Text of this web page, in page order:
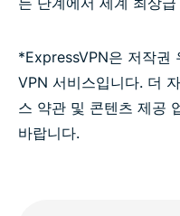
*ExpressVPN은 저작권
VPN 서비스입니다. 더
스 약관 및 콘텐츠 제공
바랍니다.